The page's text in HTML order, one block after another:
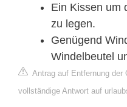
Ein Kissen um
zu legen.
Genügend
Windelbeutel
Antrag auf Entfernung der
vollständige Antwort auf